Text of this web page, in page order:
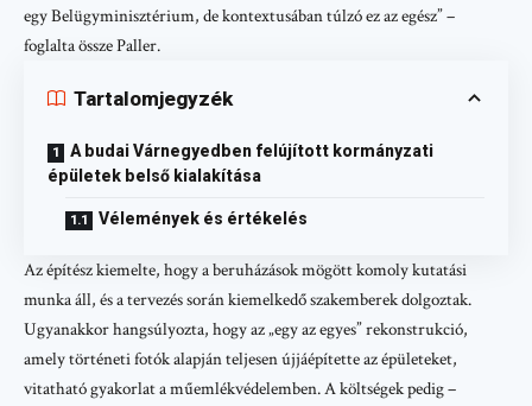
egy Belügyminisztérium, de kontextusában túlzó ez az egész” –
foglalta össze Paller.
Tartalomjegyzék
A budai Várnegyedben felújított kormányzati
épületek belső kialakítása
Vélemények és értékelés
Az építész kiemelte, hogy a beruházások mögött komoly kutatási
munka áll, és a tervezés során kiemelkedő szakemberek dolgoztak.
Ugyanakkor hangsúlyozta, hogy az „egy az egyes” rekonstrukció,
amely történeti fotók alapján teljesen újjáépítette az épületeket,
vitatható gyakorlat a műemlékvédelemben. A költségek pedig –